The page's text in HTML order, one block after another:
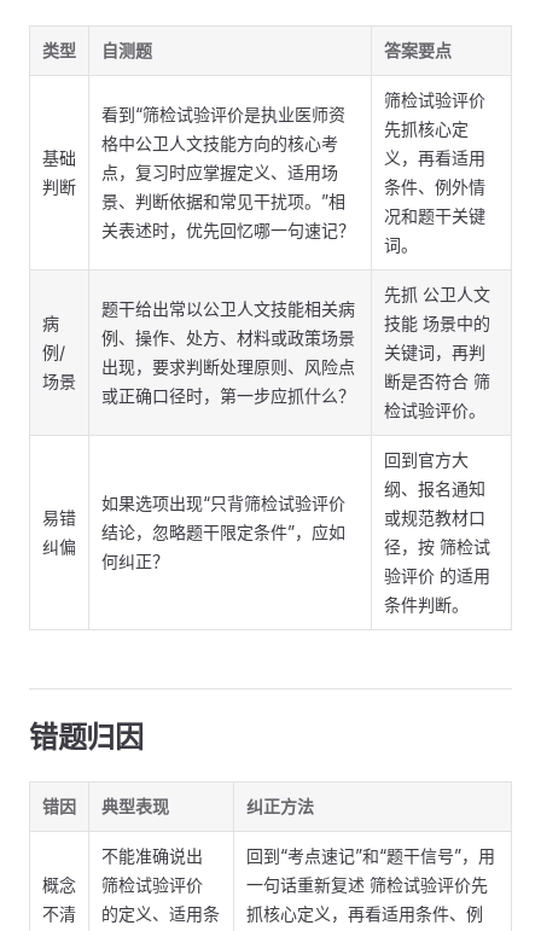
类型 自测题 答案要点
基础
判断
看到“筛检试验评价是执业医师资
格中公卫人文技能方向的核心考
点，复习时应掌握定义、适用场
景、判断依据和常见干扰项。”相
关表述时，优先回忆哪一句速记？
筛检试验评价
先抓核心定
义，再看适用
条件、例外情
况和题干关键
词。
病
例/
场景
题干给出常以公卫人文技能相关病
例、操作、处方、材料或政策场景
出现，要求判断处理原则、风险点
或正确口径时，第一步应抓什么？
先抓 公卫人文
技能 场景中的
关键词，再判
断是否符合 筛
检试验评价。
易错
纠偏
如果选项出现“只背筛检试验评价
结论，忽略题干限定条件”，应如
何纠正？
回到官方大
纲、报名通知
或规范教材口
径，按 筛检试
验评价 的适用
条件判断。
错题归因
错因 典型表现 纠正方法
概念
不清
不能准确说出
筛检试验评价
的定义、适用条
回到“考点速记”和“题干信号”，用
一句话重新复述 筛检试验评价先
抓核心定义，再看适用条件、例